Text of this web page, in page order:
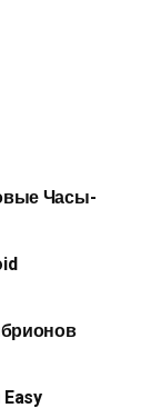
Часы-